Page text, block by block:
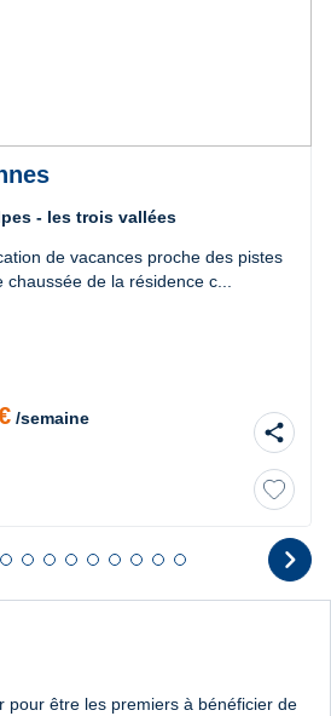
- les trois vallées
de vacances proche des pistes
de la résidence c...
/semaine
share
chevron_right
1 sur 12
2 sur 12
3 sur 12
Diapositive 4 sur 12
Diapositive 5 sur 12
Diapositive 6 sur 12
Diapositive 7 sur 12
Diapositive 8 sur 12
Diapositive 9 sur 12
Diapositive 10 sur 12
Diapositive 11 sur 12
Diapositive 12 sur
pour être les premiers à bénéficier de